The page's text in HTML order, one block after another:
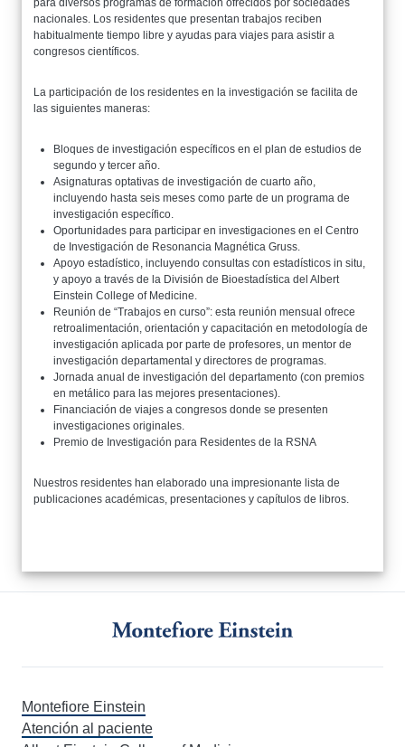
para diversos programas de formación ofrecidos por sociedades
nacionales. Los residentes que presentan trabajos reciben
habitualmente tiempo libre y ayudas para viajes para asistir a
congresos científicos.
La participación de los residentes en la investigación se facilita de
las siguientes maneras:
Bloques de investigación específicos en el plan de estudios de
segundo y tercer año.
Asignaturas optativas de investigación de cuarto año,
incluyendo hasta seis meses como parte de un programa de
investigación específico.
Oportunidades para participar en investigaciones en el Centro
de Investigación de Resonancia Magnética Gruss.
Apoyo estadístico, incluyendo consultas con estadísticos in situ,
y apoyo a través de la División de Bioestadística del Albert
Einstein College of Medicine.
Reunión de “Trabajos en curso”: esta reunión mensual ofrece
retroalimentación, orientación y capacitación en metodología de
investigación aplicada por parte de profesores, un mentor de
investigación departamental y directores de programas.
Jornada anual de investigación del departamento (con premios
en metálico para las mejores presentaciones).
Financiación de viajes a congresos donde se presenten
investigaciones originales.
Premio de Investigación para Residentes de la RSNA
Nuestros residentes han elaborado una impresionante lista de
publicaciones académicas, presentaciones y capítulos de libros.
Montefiore Einstein
Atención al paciente